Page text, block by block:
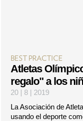
BEST PRACTICE
Atletas
regalo" a los
20 | 8 | 2019
La Asociación de
usando el deporte